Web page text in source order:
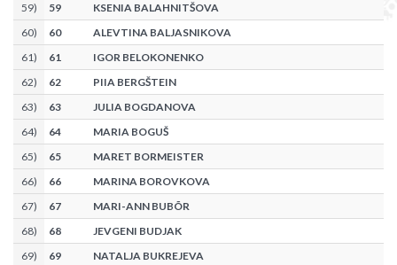
59) 59
KSENIA BALAHNITŠOVA
60) 60
ALEVTINA BALJASNIKOVA
61) 61
IGOR BELOKONENKO
62) 62
PIIA BERGŠTEIN
63) 63
JULIA BOGDANOVA
64) 64
MARIA BOGUŠ
65) 65
MARET BORMEISTER
66) 66
MARINA BOROVKOVA
67) 67
MARI-ANN BUBÕR
68) 68
JEVGENI BUDJAK
69) 69
NATALJA BUKREJEVA